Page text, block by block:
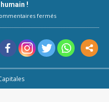
!
fermés